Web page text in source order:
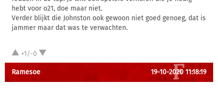
hebt voor o21, doe maar niet.
Verder blijkt die Johnston ook gewoon niet goed genoeg, dat is
jammer maar dat was te verwachten.
+1/-0
Ramesoe 19-10-2020 11:18:19